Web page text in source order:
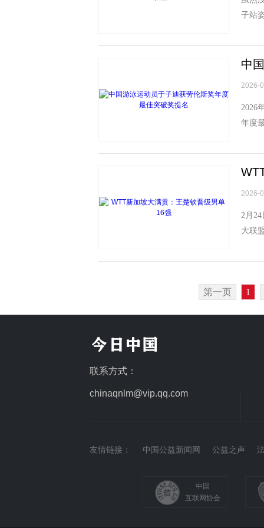
子站
中
2026-
2026
年度
2026-
2月
大联
第一页 1
联系方式：
chinaqnlm@vip.qq.com
友情链接： 中国公益新闻网 公益之声
中国
互联网协会